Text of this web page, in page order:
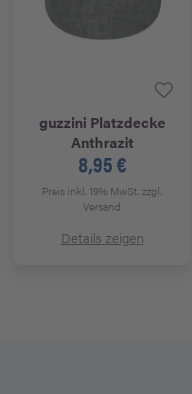
guzzini Platzdecke
Anthrazit
8,95 €
Preis inkl. 19% MwSt.zzgl.
Versand
Details zeigen